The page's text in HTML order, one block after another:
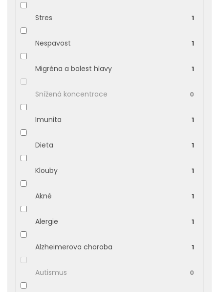
Stres 1
Nespavost 1
Migréna a bolest hlavy 1
Snížená koncentrace 0
Imunita 1
Dieta 1
Klouby 1
Akné 1
Alergie 1
Alzheimerova choroba 1
Autismus 0